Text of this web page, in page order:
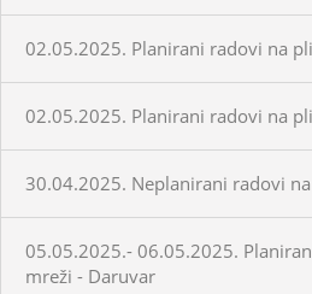
02.05.2025. Planirani radovi na
02.05.2025. Planirani radovi na
30.04.2025. Neplanirani radovi
05.05.2025.- 06.05.2025.
mreži - Daruvar